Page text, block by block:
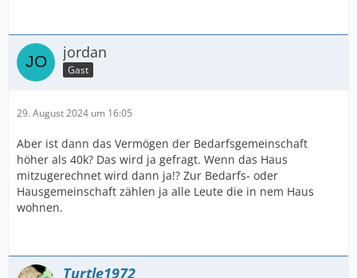
jordan
Gast
29. August 2024 um 16:05
Aber ist dann das Vermögen der Bedarfsgemeinschaft
höher als 40k? Das wird ja gefragt. Wenn das Haus
mitzugerechnet wird dann ja!? Zur Bedarfs- oder
Hausgemeinschaft zählen ja alle Leute die in nem Haus
wohnen.
Turtle1972